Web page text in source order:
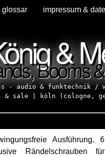
glossar impressum &
glossar impressum &
&
Booms
- audio & funktechnik /
sale | köln (cologne,
Ausführung.
Rändelschrauben